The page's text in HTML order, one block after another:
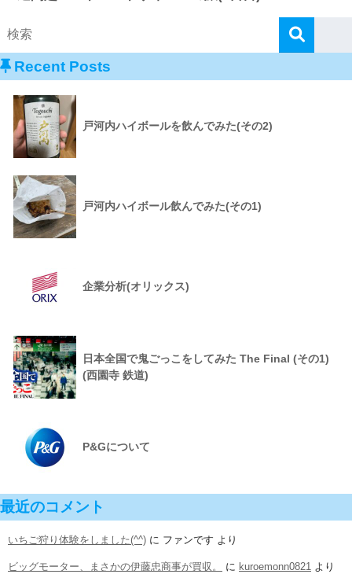
Recent Posts
戸河内ハイボールを飲んでみた(その2)
戸河内ハイボール飲んでみた(その1)
企業分析(オリックス)
日本全国で鬼ごっこをしてみた The Final (その1)
(西園寺 鉄道)
P&Gについて
最近のコメント
いちご狩り体験をしました(^^) に ファンです より
ビッグモーター、まさかの伊藤忠商事が買収。 に kuroemonn0821 より